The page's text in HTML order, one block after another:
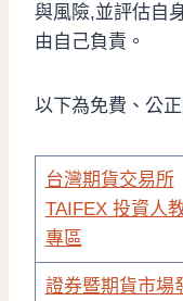
與風險,並評估自
由自己負責。
以下為免費、公
台灣期貨交易所
TAIFEX 投資人
專區
證券暨期貨市場